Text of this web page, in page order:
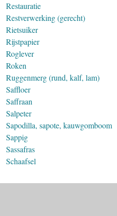
Restauratie
Restverwerking (gerecht)
Rietsuiker
Rijstpapier
Roglever
Roken
Ruggenmerg (rund, kalf, lam)
Saffloer
Saffraan
Salpeter
Sapodilla, sapote, kauwgomboom
Sappig
Sassafras
Schaafsel